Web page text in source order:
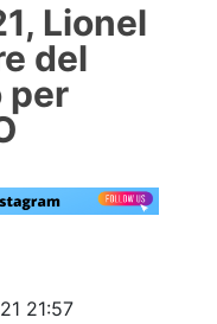
Lionel
del
per
21:57